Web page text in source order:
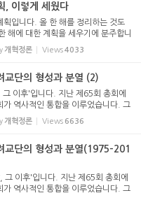
, 이렇게 세웠다
획입니다. 올 한 해를 정리하는 것도
해에 대한 계획을 세우기에 분주합니
인 아무 계획도 세우지 않고 그때그
받아야 하는 것일까요? 아닙니다. 하
개혁정론 Views4033
교단의 형성과 분열 (2)
이후'입니다. 지난 제65회 총회에
가 역사적인 통합을 이루었습니다. 그
차원에서 교류를 시작하면서 서로의
가 통합에 이른 것이 아니라 총회 임원
개혁정론 Views 6636
교단의 형성과 분열(1975-201
그 이후'입니다. 지난 제65회 총회에
가 역사적인 통합을 이루었습니다. 그